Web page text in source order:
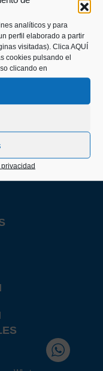
analíticos y para
perfil elaborado a partir
visitadas). Clica AQUÍ
cookies pulsando el
clicando en